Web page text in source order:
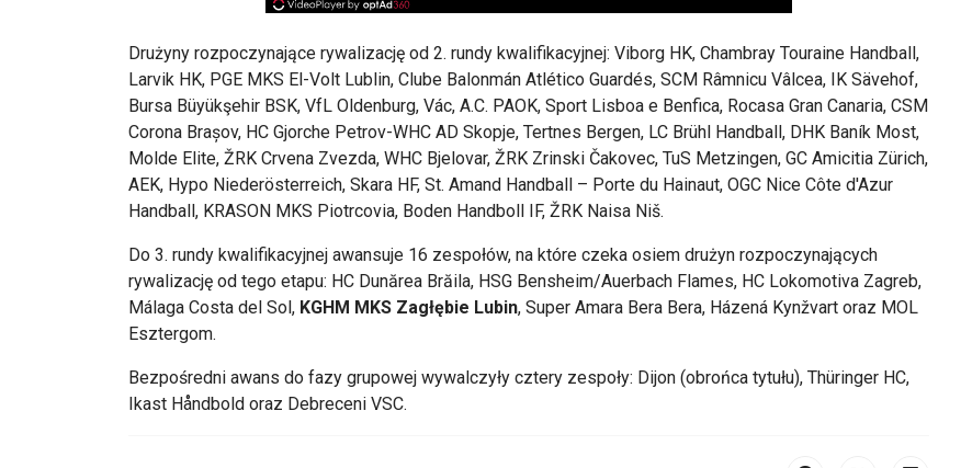
Drużyny rozpoczynające rywalizację od 2. rundy kwalifikacyjnej: Viborg HK, Chambray Touraine Handball,
Larvik HK, PGE MKS El-Volt Lublin, Clube Balonmán Atlético Guardés, SCM Râmnicu Vâlcea, IK Sävehof,
Bursa Büyükşehir BSK, VfL Oldenburg, Vác, A.C. PAOK, Sport Lisboa e Benfica, Rocasa Gran Canaria, CSM
Corona Brașov, HC Gjorche Petrov-WHC AD Skopje, Tertnes Bergen, LC Brühl Handball, DHK Baník Most,
Molde Elite, ŽRK Crvena Zvezda, WHC Bjelovar, ŽRK Zrinski Čakovec, TuS Metzingen, GC Amicitia Zürich,
AEK, Hypo Niederösterreich, Skara HF, St. Amand Handball – Porte du Hainaut, OGC Nice Côte d'Azur
Handball, KRASON MKS Piotrcovia, Boden Handboll IF, ŽRK Naisa Niš.
Do 3. rundy kwalifikacyjnej awansuje 16 zespołów, na które czeka osiem drużyn rozpoczynających
rywalizację od tego etapu: HC Dunărea Brăila, HSG Bensheim/Auerbach Flames, HC Lokomotiva Zagreb,
Málaga Costa del Sol, KGHM MKS Zagłębie Lubin, Super Amara Bera Bera, Házená Kynžvart oraz MOL
Esztergom.
Bezpośredni awans do fazy grupowej wywalczyły cztery zespoły: Dijon (obrońca tytułu), Thüringer HC,
Ikast Håndbold oraz Debreceni VSC.